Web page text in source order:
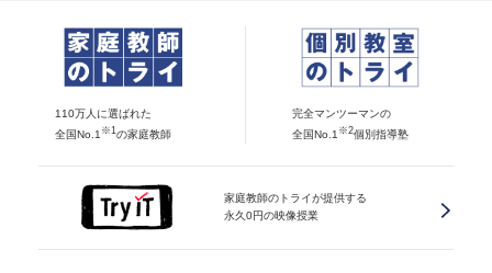
110万人に選ばれた
全国No.1 ※1 の家庭教師
完全マンツーマンの
全国No.1 ※2個別指導塾
家庭教師のトライが提供する
永久0円の映像授業